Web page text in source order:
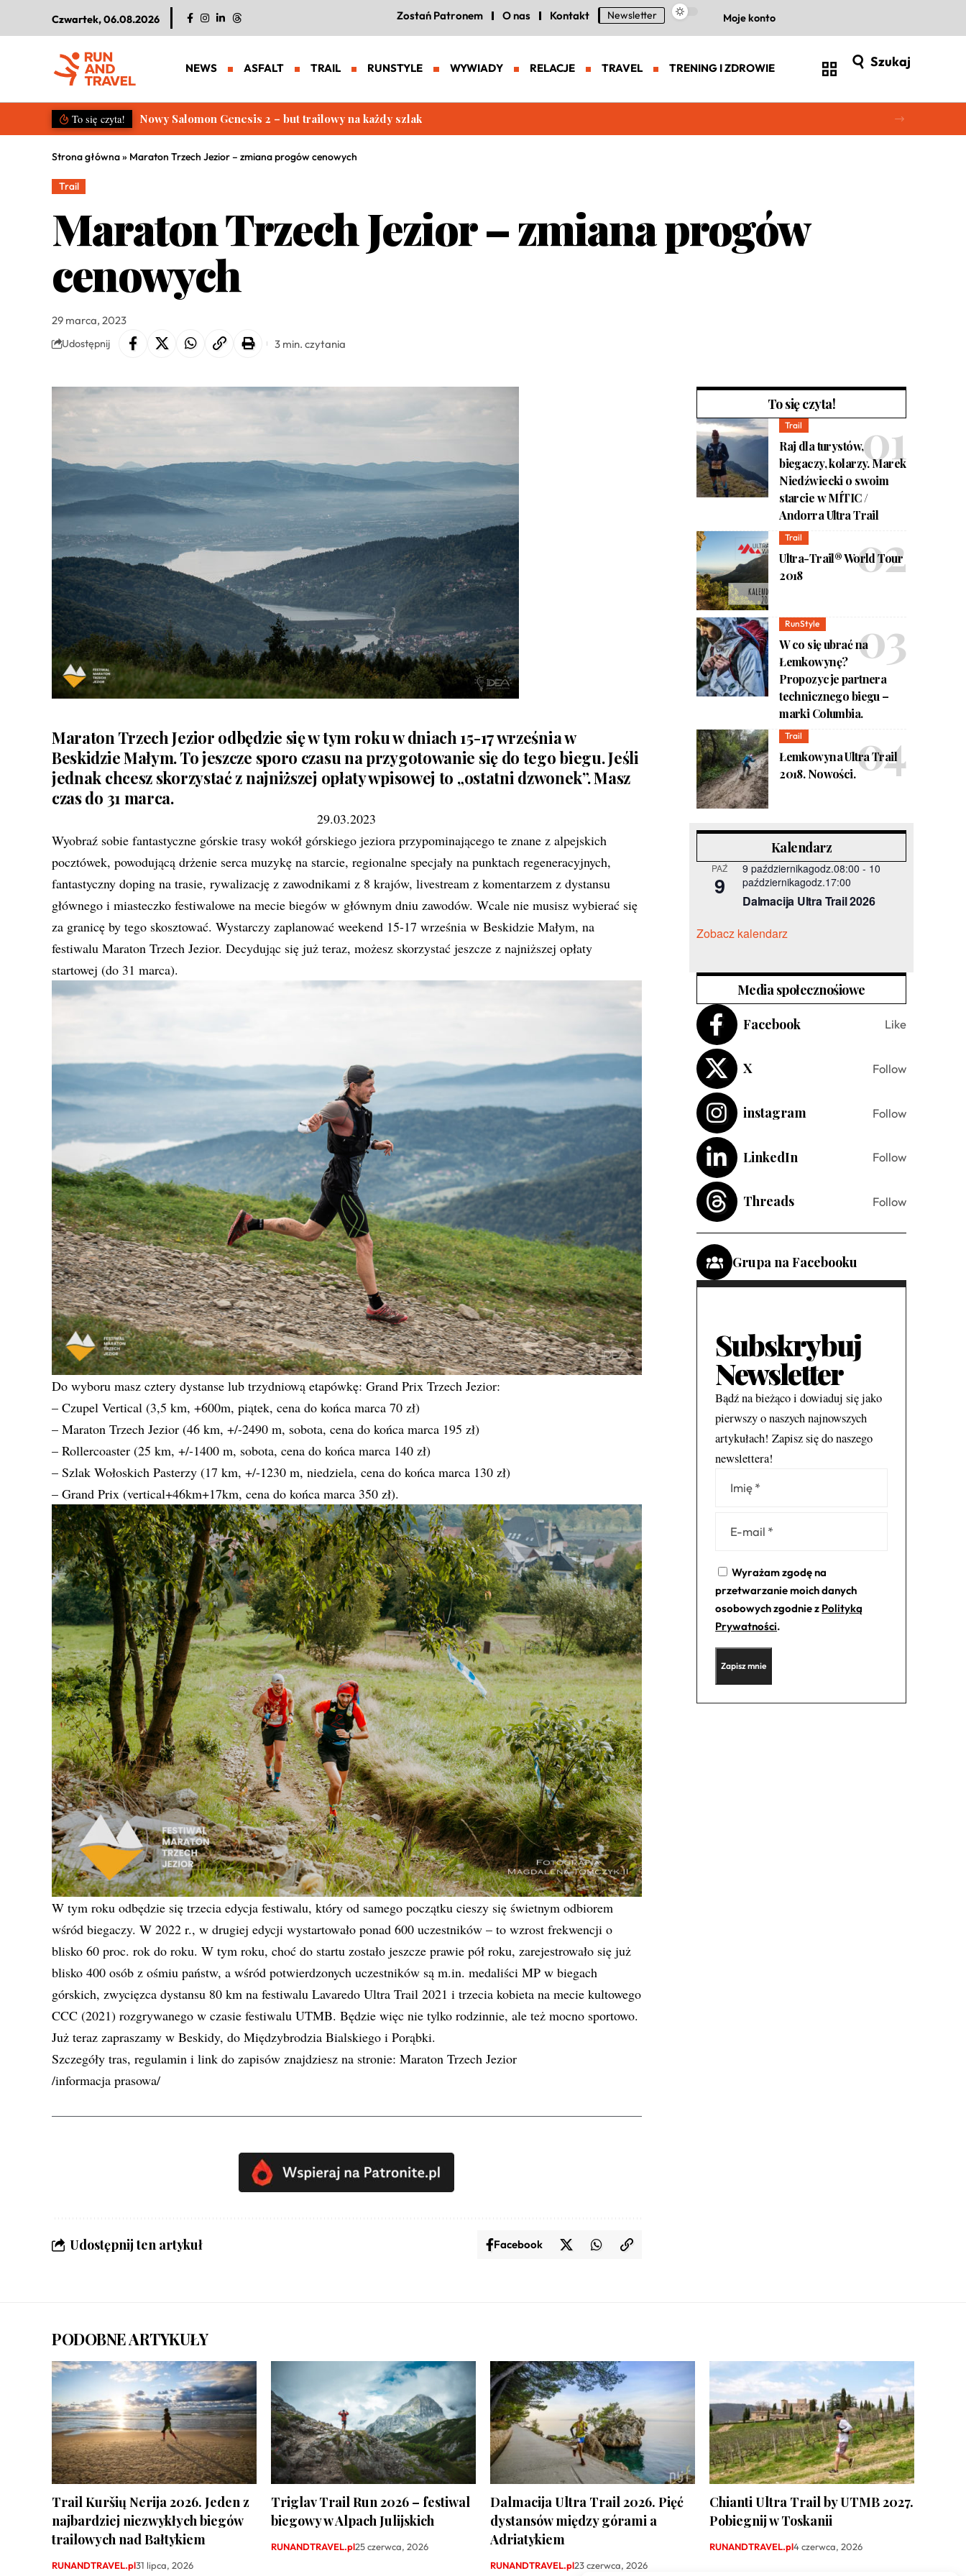
Czwartek, 06.08.2026 Zostań Patronem O nas Kontakt Newsletter Moje konto
NEWS ASFALT TRAIL RUNSTYLE WYWIADY RELACJE TRAVEL TRENING I ZDROWIE Szukaj
To się czyta! Salomon S/LAB Genesis 2. Nowa generacja zaawansowanych butów trailowych
Strona główna» Maraton Trzech Jezior – zmiana progów cenowych
Trail
Maraton Trzech Jezior – zmiana progów
cenowych
29 marca, 2023
Udostępnij 3 min. czytania
Maraton Trzech Jezior odbędzie się w tym roku w dniach 15-17 września w
Beskidzie Małym. To jeszcze sporo czasu na przygotowanie się do tego biegu. Jeśli
jednak chcesz skorzystać z najniższej opłaty wpisowej to „ostatni dzwonek”. Masz
czas do 31 marca.
29.03.2023
Wyobraź sobie fantastyczne górskie trasy wokół górskiego jeziora przypominającego te znane z alpejskich
pocztówek, powodującą drżenie serca muzykę na starcie, regionalne specjały na punktach regeneracyjnych,
fantastyczny doping na trasie, rywalizację z zawodnikami z 8 krajów, livestream z komentarzem z dystansu
głównego i miasteczko festiwalowe na mecie biegów w głównym dniu zawodów. Wcale nie musisz wybierać się
za granicę by tego skosztować. Wystarczy zaplanować weekend 15-17 września w Beskidzie Małym, na
festiwalu Maraton Trzech Jezior. Decydując się już teraz, możesz skorzystać jeszcze z najniższej opłaty
startowej (do 31 marca).
Do wyboru masz cztery dystanse lub trzydniową etapówkę: Grand Prix Trzech Jezior:
– Czupel Vertical (3,5 km, +600m, piątek, cena do końca marca 70 zł)
– Maraton Trzech Jezior (46 km, +/-2490 m, sobota, cena do końca marca 195 zł)
– Rollercoaster (25 km, +/-1400 m, sobota, cena do końca marca 140 zł)
– Szlak Wołoskich Pasterzy (17 km, +/-1230 m, niedziela, cena do końca marca 130 zł)
– Grand Prix (vertical+46km+17km, cena do końca marca 350 zł).
W tym roku odbędzie się trzecia edycja festiwalu, który od samego początku cieszy się świetnym odbiorem
wśród biegaczy. W 2022 r., w drugiej edycji wystartowało ponad 600 uczestników – to wzrost frekwencji o
blisko 60 proc. rok do roku. W tym roku, choć do startu zostało jeszcze prawie pół roku, zarejestrowało się już
blisko 400 osób z ośmiu państw, a wśród potwierdzonych uczestników są m.in. medaliści MP w biegach
górskich, zwycięzca dystansu 80 km na festiwalu Lavaredo Ultra Trail 2021 i trzecia kobieta na mecie kultowego
CCC (2021) rozgrywanego w czasie festiwalu UTMB. Będzie więc nie tylko rodzinnie, ale też mocno sportowo.
Już teraz zapraszamy w Beskidy, do Międzybrodzia Bialskiego i Porąbki.
Szczegóły tras, regulamin i link do zapisów znajdziesz na stronie: Maraton Trzech Jezior
/informacja prasowa/
Udostępnij ten artykuł Facebook
To się czyta!
Trail
Raj dla turystów,
biegaczy, kolarzy. Marek
Niedźwiecki o swoim
starcie w MÍTIC /
Andorra Ultra Trail
Trail
Ultra-Trail® World Tour
2018
RunStyle
W co się ubrać na
Łemkowynę?
Propozycje partnera
technicznego biegu –
marki Columbia.
Trail
Łemkowyna Ultra Trail
2018. Nowości.
Kalendarz
PAŹ
9
9 październikagodz.08:00 - 10
październikagodz.17:00
Dalmacija Ultra Trail 2026
Zobacz kalendarz
Media społecznośiowe
Facebook
Like
X Follow
instagram Follow
LinkedIn Follow
Threads Follow
Grupa na Facebooku
Subskrybuj
Newsletter
Bądź na bieżąco i dowiaduj się jako
pierwszy o naszych najnowszych
artykułach! Zapisz się do naszego
newslettera!
Wyrażam zgodę na
przetwarzanie moich danych
osobowych zgodnie z Polityką
Prywatności.
Alternative:
PODOBNE ARTYKUŁY
Trail Kuršių Nerija 2026. Jeden z
najbardziej niezwykłych biegów
trailowych nad Bałtykiem
RUNANDTRAVEL.pl31 lipca, 2026
Triglav Trail Run 2026 – festiwal
biegowy w Alpach Julijskich
RUNANDTRAVEL.pl25 czerwca, 2026
Dalmacija Ultra Trail 2026. Pięć
dystansów między górami a
Adriatykiem
RUNANDTRAVEL.pl23 czerwca, 2026
Chianti Ultra Trail by UTMB 2027.
Pobiegnij w Toskanii
RUNANDTRAVEL.pl4 czerwca, 2026